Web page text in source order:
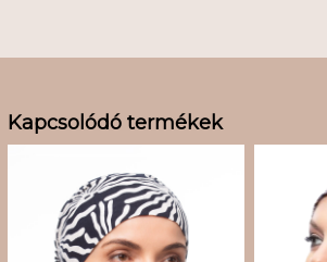
Kapcsolódó termékek